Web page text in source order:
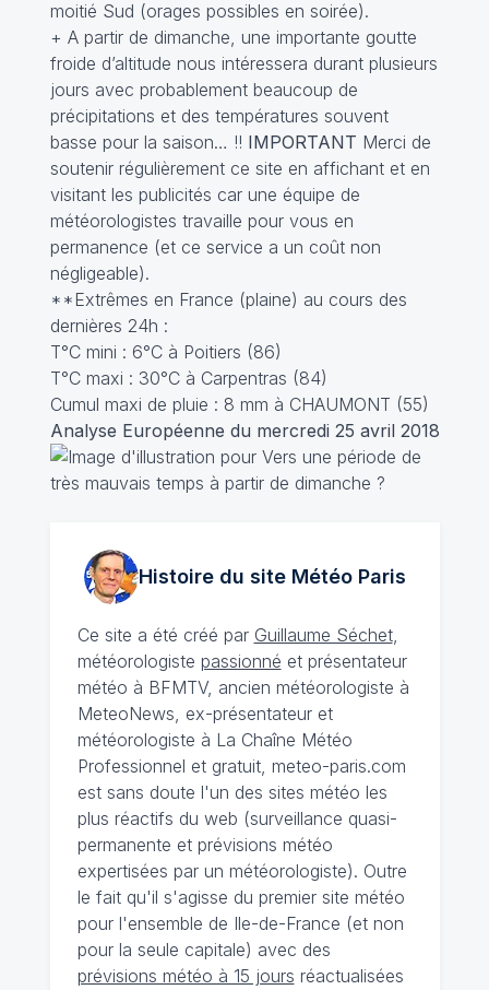
moitié Sud (orages possibles en soirée).
+ A partir de dimanche, une importante goutte
froide d’altitude nous intéressera durant plusieurs
jours avec probablement beaucoup de
précipitations et des températures souvent
basse pour la saison… !! IMPORTANT Merci de
soutenir régulièrement ce site en affichant et en
visitant les publicités car une équipe de
météorologistes travaille pour vous en
permanence (et ce service a un coût non
négligeable).
**Extrêmes en France (plaine) au cours des
dernières 24h :
T°C mini : 6°C à Poitiers (86)
T°C maxi : 30°C à Carpentras (84)
Cumul maxi de pluie : 8 mm à CHAUMONT (55)
Analyse Européenne du mercredi 25 avril 2018
Histoire du site MétéoParis
Ce site a été créé par Guillaume Séchet,
météorologiste passionné et présentateur
météo à BFMTV, ancien météorologiste à
MeteoNews, ex-présentateur et
météorologiste à La Chaîne Météo
Professionnel et gratuit, meteo-paris.com
est sans doute l'un des sites météo les
plus réactifs du web (surveillance quasi-
permanente et prévisions météo
expertisées par un météorologiste). Outre
le fait qu'il s'agisse du premier site météo
pour l'ensemble de Ile-de-France (et non
pour la seule capitale) avec des
prévisions météo à 15 jours réactualisées